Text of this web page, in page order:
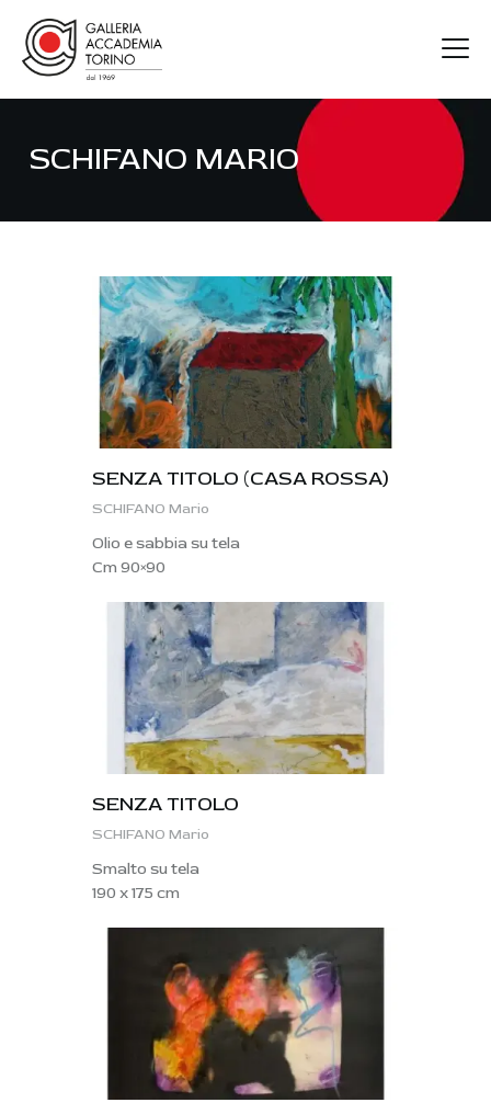
SCHIFANO MARIO
GAT
FIERE
CONTATTI
SENZA TITOLO (CASA ROSSA)
SCHIFANO Mario
Olio e sabbia su tela
Cm 90×90
SENZA TITOLO
SCHIFANO Mario
Smalto su tela
190 x 175 cm